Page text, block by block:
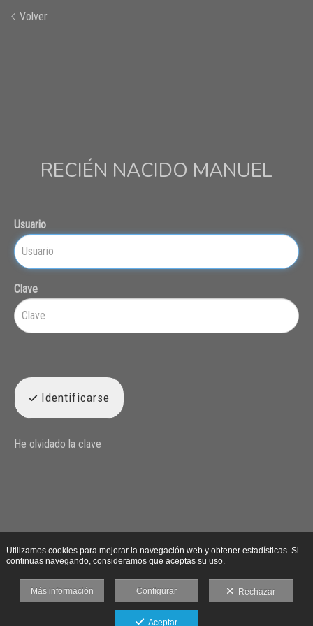
Volver
RECIÉN NACIDO MANUEL
Usuario
Clave
Identificarse
He olvidado la clave
Utilizamos cookies para mejorar la navegación web y obtener estadísticas. Si
continuas navegando, consideramos que aceptas su uso.
Más información Configurar Rechazar
Aceptar